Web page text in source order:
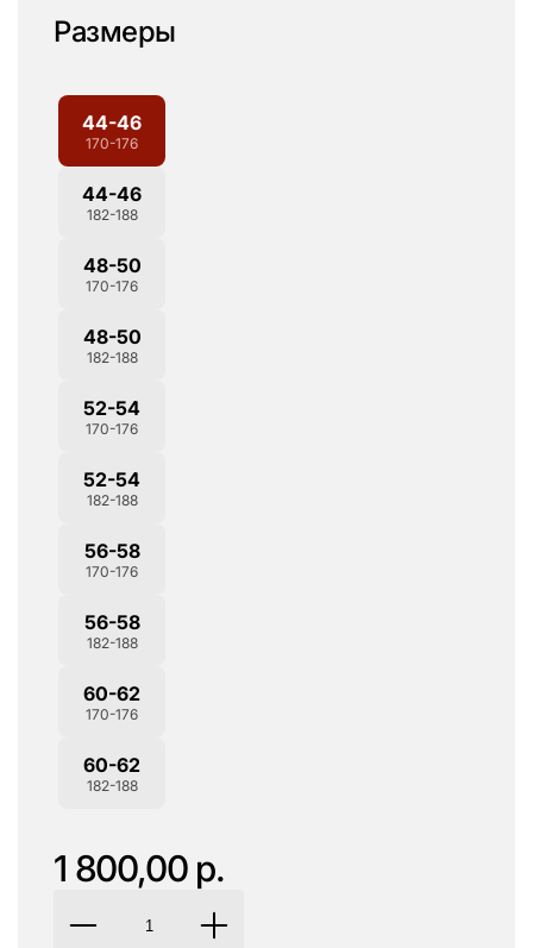
Размеры
44-46
170-176
44-46
182-188
48-50
170-176
48-50
182-188
52-54
170-176
52-54
182-188
56-58
170-176
56-58
182-188
60-62
170-176
60-62
182-188
1 800,00 р.